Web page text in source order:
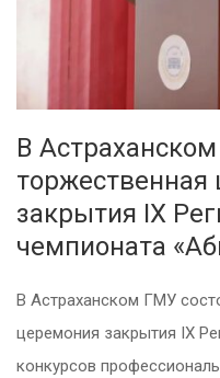
В
торжественная
закрытия IX
чемпионата
В Астраханском ГМУ
церемония закрытия IX
конкурсов